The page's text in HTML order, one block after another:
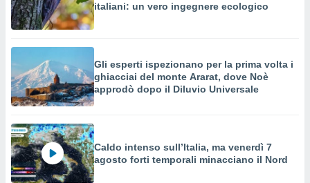
italiani: un vero ingegnere ecologico
Gli esperti ispezionano per la prima volta i
ghiacciai del monte Ararat, dove Noè
approdò dopo il Diluvio Universale
Caldo intenso sull’Italia, ma venerdì 7
agosto forti temporali minacciano il Nord